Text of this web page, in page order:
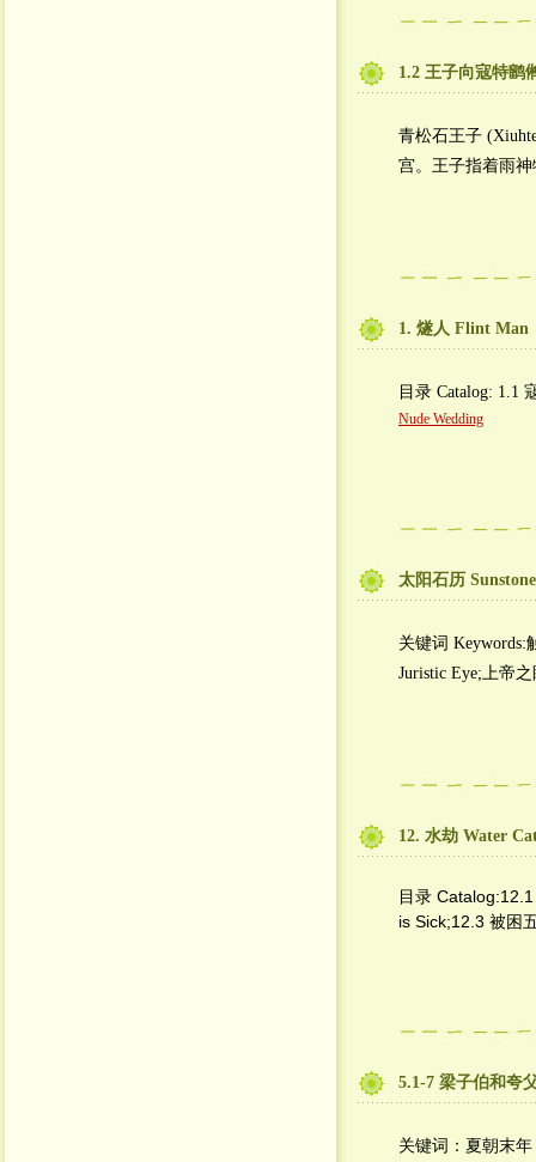
1.2 王子向寇特鹠
青松石王子
宫。王子指着雨
1. 燧人 Flint Man
目录 Catalog: 1.1
Nude Wedding
太阳石历
关键词 Keywords:
Juristic Eye;上帝之
12. 水劫 Water
目录
is Sick;12.3 被困
5.1-7 梁子伯和夸
关键词：夏朝末